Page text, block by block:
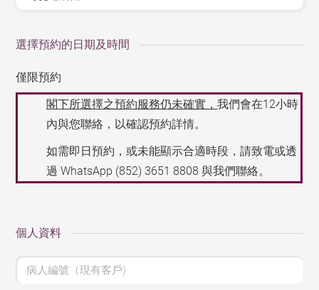
選擇預約的日期及時間
僅限預約
閣下所選擇之預約服務仍未確實，我們會在12小時
內與您聯絡，以確認預約詳情。
如需即日預約，或未能顯示合適時段，請致電或透
過 WhatsApp (852) 3651 8808 與我們聯絡。
個人資料
病人編號（現有客戶)